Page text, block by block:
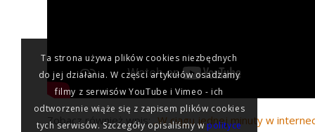
Zobacz również wpis: „W ciągu jednej minuty w
Ta strona używa plików cookies niezbędnych
do jej działania. W części artykułów osadzamy
filmy z serwisów YouTube i Vimeo - ich
odtworzenie wiąże się z zapisem plików cookies
tych serwisów. Szczegóły opisaliśmy wpolityce